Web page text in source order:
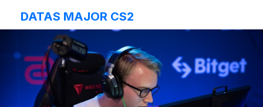
DATAS MAJOR CS2